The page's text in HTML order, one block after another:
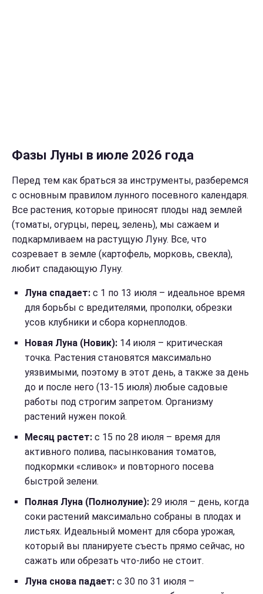
Фазы Луны в июле 2026 года
Перед тем как браться за инструменты, разберемся
с основным правилом лунного посевного календаря.
Все растения, которые приносят плоды над землей
(томаты, огурцы, перец, зелень), мы сажаем и
подкармливаем на растущую Луну. Все, что
созревает в земле (картофель, морковь, свекла),
любит спадающую Луну.
Луна спадает: с 1 по 13 июля – идеальное время
для борьбы с вредителями, прополки, обрезки
усов клубники и сбора корнеплодов.
Новая Луна (Новик): 14 июля – критическая
точка. Растения становятся максимально
уязвимыми, поэтому в этот день, а также за день
до и после него (13-15 июля) любые садовые
работы под строгим запретом. Организму
растений нужен покой.
Месяц растет: с 15 по 28 июля – время для
активного полива, пасынкования томатов,
подкормки «сливок» и повторного посева
быстрой зелени.
Полная Луна (Полнолуние): 29 июля – день, когда
соки растений максимально собраны в плодах и
листьях. Идеальный момент для сбора урожая,
который вы планируете съесть прямо сейчас, но
сажать или обрезать что-либо не стоит.
Луна снова падает: с 30 по 31 июля –